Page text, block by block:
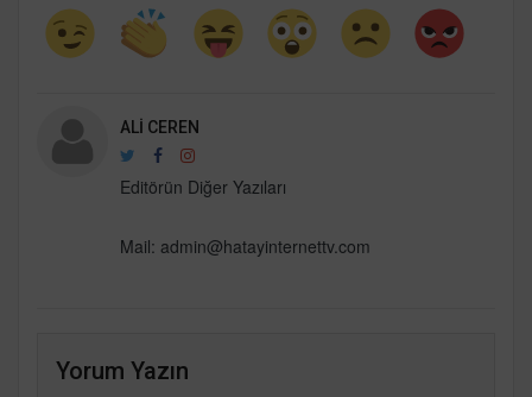
ALI CEREN
Editörün Diğer Yazıları
Mail: admin@hatayinternettv.com
Yorum Yazın